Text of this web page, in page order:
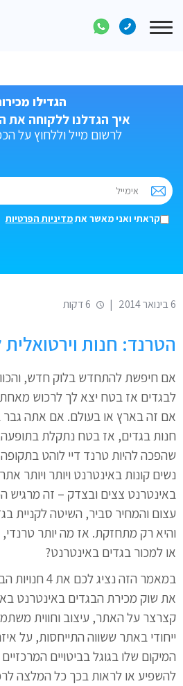
Toggle
הגדילו
איך הגדלנו ללקוחה את
לרשום מייל וללחוץ על
קראתי ואני מאשר אתמדיניות הפרטיות
6 בינואר 2014 |
הטרנד: חנות
אם חיפשת להתחדש בלוק חדש,
לבגדים אז בטח יצא לך לרכוש מאחת
אם זה בארץ או בעולם. אם אתה
חנות בגדים, אז בטח נתקלת
שהפכה להיות טרנד דיי לוהט בתקופה
נשים קונות באינטרנט ויותר ויותר
באינטרנט צצים ובצדק – זה מרגיש
עצום והמחיר סביר, השיטה לקניית
והיא רק מתחזקת. אז מה יותר
או למכור בגדים באינטרנט?
במאמר הזה
את שוק מכירת הבגדים באינטרנט
קצרצר על האתר, עיצוב וחווית
ייחודי באתר ששווה התייחסות, על
המיקום שלו בגוגל בביטויים
להשפיע או לראות בכך כל המלצה